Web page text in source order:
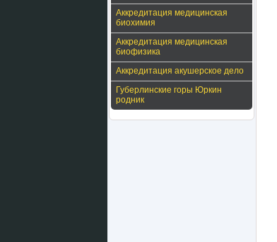
Аккредитация медицинская
биохимия
Аккредитация медицинская
биофизика
Аккредитация акушерское дело
Губерлинские горы Юркин
родник